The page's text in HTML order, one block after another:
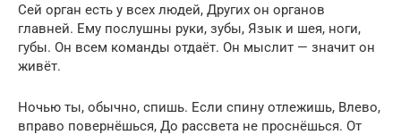
Сей орган есть у всех людей, Других он органов
главней. Ему послушны руки, зубы, Язык и шея, ноги,
губы. Он всем команды отдаёт. Он мыслит — значит он
живёт.
Ночью ты, обычно, спишь. Если спину отлежишь, Влево,
вправо повернёшься, До рассвета не проснёшься. От